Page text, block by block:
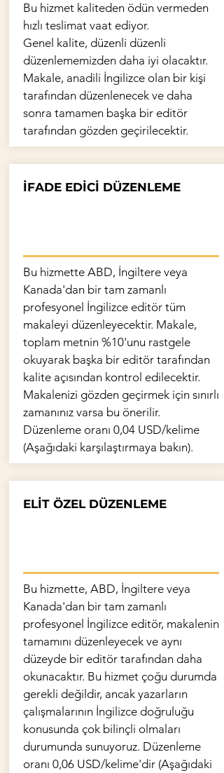
Bu hizmet kaliteden ödün vermeden
hızlı teslimat vaat ediyor.
Genel kalite, düzenli düzenli
düzenlememizden daha iyi olacaktır.
Makale, anadili İngilizce olan bir kişi
tarafından düzenlenecek ve daha
sonra tamamen başka bir editör
tarafından gözden geçirilecektir.
İFADE EDİCİ DÜZENLEME
Bu hizmette ABD, İngiltere veya
Kanada'dan bir tam zamanlı
profesyonel İngilizce editör tüm
makaleyi düzenleyecektir. Makale,
toplam metnin %10'unu rastgele
okuyarak başka bir editör tarafından
kalite açısından kontrol edilecektir.
Makalenizi gözden geçirmek için sınırlı
zamanınız varsa bu önerilir.
Düzenleme oranı 0,04 USD/kelime
(Aşağıdaki karşılaştırmaya bakın).
ELİT ÖZEL DÜZENLEME
Bu hizmette, ABD, İngiltere veya
Kanada'dan bir tam zamanlı
profesyonel İngilizce editör, makalenin
tamamını düzenleyecek ve aynı
düzeyde bir editör tarafından daha
okunacaktır. Bu hizmet çoğu durumda
gerekli değildir, ancak yazarların
çalışmalarının İngilizce doğruluğu
konusunda çok bilinçli olmaları
durumunda sunuyoruz. Düzenleme
oranı 0,06 USD/kelime'dir (Aşağıdaki